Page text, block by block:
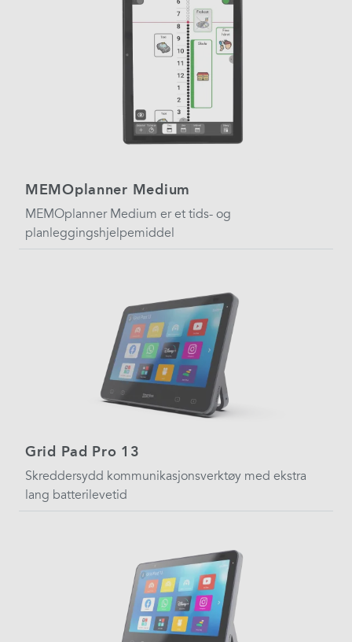
MEMOplanner Medium
MEMOplanner Medium er et tids- og
planleggingshjelpemiddel
Grid Pad Pro 13
Skreddersydd kommunikasjonsverktøy med ekstra
lang batterilevetid